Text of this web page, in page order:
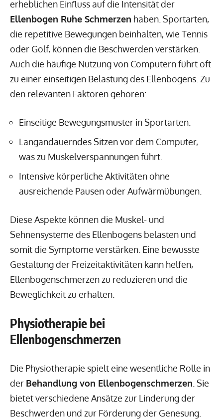
erheblichen Einfluss auf die Intensität der
Ellenbogen Ruhe Schmerzen haben. Sportarten,
die repetitive Bewegungen beinhalten, wie Tennis
oder Golf, können die Beschwerden verstärken.
Auch die häufige Nutzung von Computern führt oft
zu einer einseitigen Belastung des Ellenbogens. Zu
den relevanten Faktoren gehören:
Einseitige Bewegungsmuster in Sportarten.
Langandauerndes Sitzen vor dem Computer,
was zu Muskelverspannungen führt.
Intensive körperliche Aktivitäten ohne
ausreichende Pausen oder Aufwärmübungen.
Diese Aspekte können die Muskel- und
Sehnensysteme des Ellenbogens belasten und
somit die Symptome verstärken. Eine bewusste
Gestaltung der Freizeitaktivitäten kann helfen,
Ellenbogenschmerzen zu reduzieren und die
Beweglichkeit zu erhalten.
Physiotherapie bei
Ellenbogenschmerzen
Die Physiotherapie spielt eine wesentliche Rolle in
der Behandlung von Ellenbogenschmerzen . Sie
bietet verschiedene Ansätze zur Linderung der
Beschwerden und zur Förderung der Genesung.